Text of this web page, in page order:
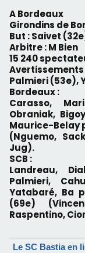
A Bordeaux
Girondins de
But : Saivet
Arbitre : M Bien
15 240
Palmieri (53e),
Bordeaux :
Carasso,
Obraniak,
Maurice-Belay
(Nguemo,
Jug).
SCB :
Landreau,
Palmieri,
Yatabaré, Ba
(69e)
Raspentino,
Le SC Bastia en